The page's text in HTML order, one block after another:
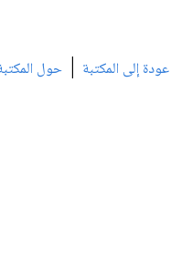
عودة إلى المكتبة | حول